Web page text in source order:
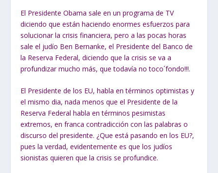
El Presidente Obama sale en un programa de TV
diciendo que están haciendo enormes esfuerzos para
solucionar la crisis financiera, pero a las pocas horas
sale el judío Ben Bernanke, el Presidente del Banco de
la Reserva Federal, diciendo que la crisis se va a
profundizar mucho más, que todavía no toco´fondo!!!.
El Presidente de los EU, habla en términos optimistas y
el mismo dia, nada menos que el Presidente de la
Reserva Federal habla en términos pesimistas
extremos, en franca contradicción con las palabras o
discurso del presidente. ¿Que está pasando en los EU?,
pues la verdad, evidentemente es que los judíos
sionistas quieren que la crisis se profundice.